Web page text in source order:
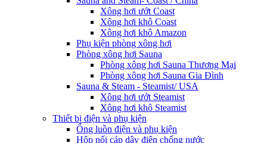
Xông hơi ướt Coast
Xông hơi khô Coast
Xông hơi khô Amazon
Phụ kiện phòng xông hơi
Phòng xông hơi Sauna
Phòng xông hơi Sauna Thương Mại
Phòng xông hơi Sauna Gia Đình
Sauna & Steam - Steamist/ USA
Xông hơi ướt Steamist
Xông hơi khô Steamist
Thiết bị điện và phụ kiện
Ống luồn điện và phụ kiện
Hộp nối cáp dây điện chống nước